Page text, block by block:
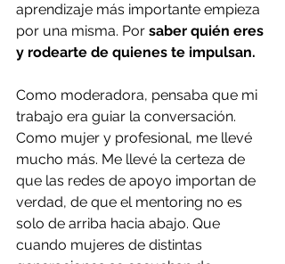
aprendizaje más importante empieza
por una misma. Por saber quién eres
y rodearte de quienes te impulsan.
Como moderadora, pensaba que mi
trabajo era guiar la conversación.
Como mujer y profesional, me llevé
mucho más. Me llevé la certeza de
que las redes de apoyo importan de
verdad, de que el mentoring no es
solo de arriba hacia abajo. Que
cuando mujeres de distintas